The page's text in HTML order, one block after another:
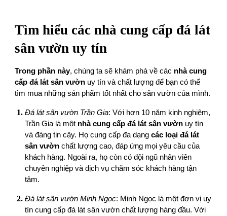
Tìm hiểu các nhà cung cấp đá lát
sân vườn uy tín
Trong phần này, chúng ta sẽ khám phá về các nhà cung
cấp đá lát sân vườn uy tín và chất lượng để bạn có thể
tìm mua những sản phẩm tốt nhất cho sân vườn của mình.
Đá lát sân vườn Trần Gia: Với hơn 10 năm kinh nghiệm,
Trần Gia là một nhà cung cấp đá lát sân vườn uy tín
và đáng tin cậy. Họ cung cấp đa dạngcác loại đá lát
sân vườn chất lượng cao, đáp ứng mọi yêu cầu của
khách hàng. Ngoài ra, họ còn có đội ngũ nhân viên
chuyên nghiệp và dịch vụ chăm sóc khách hàng tận
tâm.
Đá lát sân vườn Minh Ngọc: Minh Ngọc là một đơn vị uy
tín cung cấp đá lát sân vườn chất lượng hàng đầu. Với